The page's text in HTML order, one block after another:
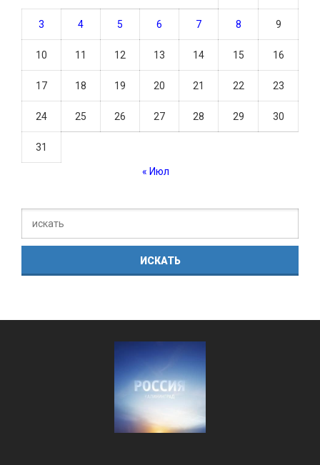
3 4 5 6 7 8 9
10 11 12 13 14 15 16
17 18 19 20 21 22 23
24 25 26 27 28 29 30
31
« Июл